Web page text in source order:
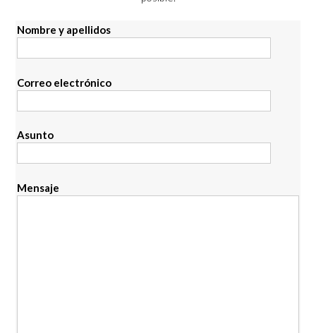
Nombre y apellidos
Correo electrónico
Asunto
Mensaje